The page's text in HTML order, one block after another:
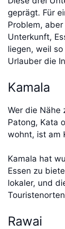
geprägt. Für
Problem,
Unterkunft,
liegen, weil
Urlauber die
Kamala
Wer die Nähe
Patong, Kata
wohnt, ist am
Kamala hat
Essen zu
lokaler, und
Rawai